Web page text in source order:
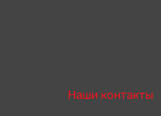
Наши контакты